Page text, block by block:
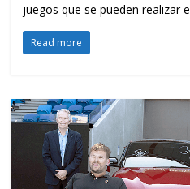
juegos que se pueden realizar
Read more